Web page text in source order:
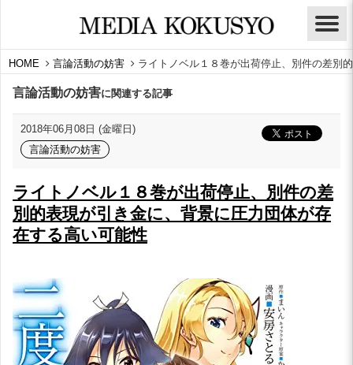
HOME 言論活動の妨害 ライトノベル１８巻が出荷停止、別件の差別
言論活動の妨害に関連する記事
2018年06月08日 (金曜日)
言論活動の妨害
ライトノベル１８巻が出荷停止、別件の差
別的表現が引き金に、背景に圧力団体が存
在する高い可能性